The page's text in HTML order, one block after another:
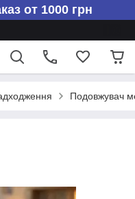
от 1000 грн
Подовжувач